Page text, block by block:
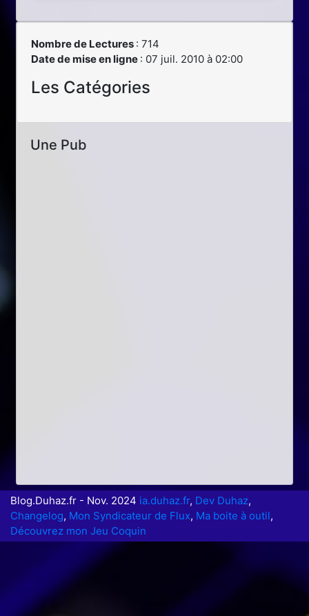
Nombre de Lectures : 714
Date de mise en ligne : 07 juil. 2010 à 02:00
Les Catégories
Une Pub
Blog.Duhaz.fr - Nov. 2024 ia.duhaz.fr, Dev Duhaz,
Changelog, Mon Syndicateur de Flux, Ma boite à outil,
Découvrez mon Jeu Coquin